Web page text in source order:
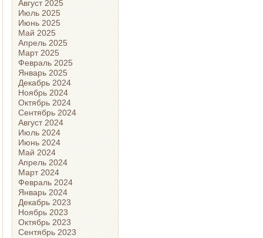
Август 2025
Июль 2025
Июнь 2025
Май 2025
Апрель 2025
Март 2025
Февраль 2025
Январь 2025
Декабрь 2024
Ноябрь 2024
Октябрь 2024
Сентябрь 2024
Август 2024
Июль 2024
Июнь 2024
Май 2024
Апрель 2024
Март 2024
Февраль 2024
Январь 2024
Декабрь 2023
Ноябрь 2023
Октябрь 2023
Сентябрь 2023